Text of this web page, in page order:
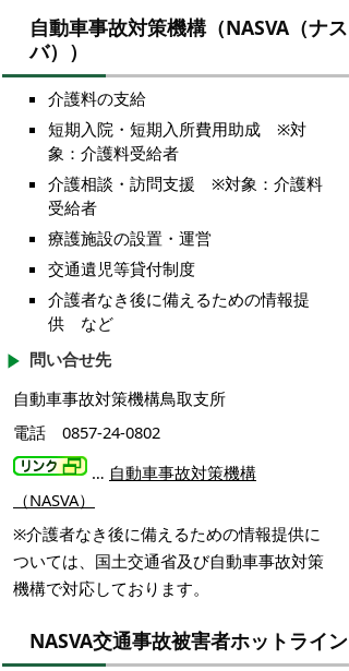
自動車事故対策機構（NASVA（ナス
バ））
介護料の支給
短期入院・短期入所費用助成 ※対
象：介護料受給者
介護相談・訪問支援 ※対象：介護料
受給者
療護施設の設置・運営
交通遺児等貸付制度
介護者なき後に備えるための情報提
供 など
問い合せ先
自動車事故対策機構鳥取支所
電話 0857-24-0802
… 自動車事故対策機構
（NASVA）
※介護者なき後に備えるための情報提供に
ついては、国土交通省及び自動車事故対策
機構で対応しております。
NASVA交通事故被害者ホットライン